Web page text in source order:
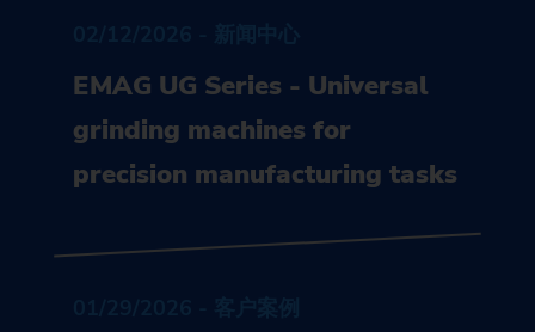
EMAG UG Series - Universal
grinding machines for
precision manufacturing tasks